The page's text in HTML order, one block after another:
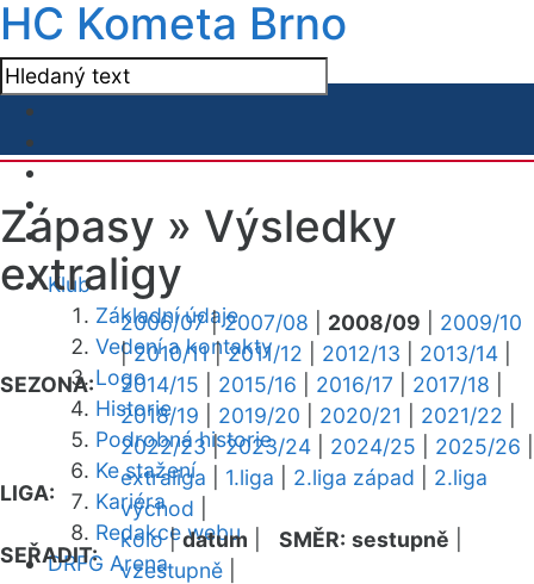
HC Kometa Brno
Klub
Základní údaje
Vedení a kontakty
Logo
Historie
Podrobná historie
Ke stažení
Kariéra
Redakce webu
DRFG Arena
Zápasy » Výsledky
extraligy
SEZONA:
2006/07|2007/08 2008/09
2009/10
|2010/11|2011/12 2012/13 2013/14
2014/15
2015/16 2016/17 2017/18
2018/19
2019/20 2020/21 2021/22
2022/23|2023/24 2024/25 2025/26
LIGA:
extraliga 1.liga 2.liga západ
2.liga
východ
SEŘADIT:
kolo|datum SMĚR: sestupně
vzestupně